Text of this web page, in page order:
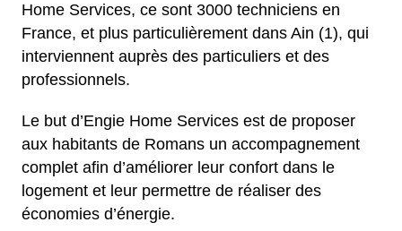
Home Services, ce sont 3000 techniciens en
France, et plus particulièrement dans Ain (1), qui
interviennent auprès des particuliers et des
professionnels.
Le but d’Engie Home Services est de proposer
aux habitants de Romans un accompagnement
complet afin d’améliorer leur confort dans le
logement et leur permettre de réaliser des
économies d’énergie.